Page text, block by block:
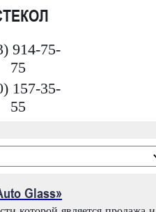
914-75-
75
157-35-
55
Glass»